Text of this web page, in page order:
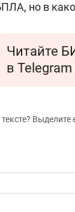
но в
Читайте
в Telegram
Выделите